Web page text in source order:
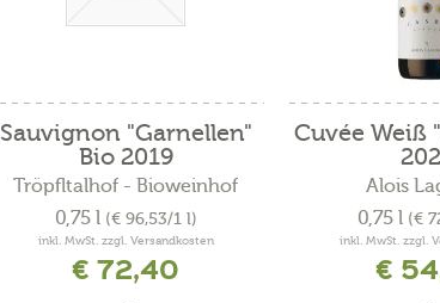
Sauvignon "Garnellen"
Bio 2019
Tröpfltalhof - Bioweinhof
0,75 l (€ 96,53/1 l)
inkl. MwSt. zzgl. Versandkosten
€ 72,40
Cuvée Weiß
Alois
0,75 l (€
inkl. MwSt. zzgl.
€